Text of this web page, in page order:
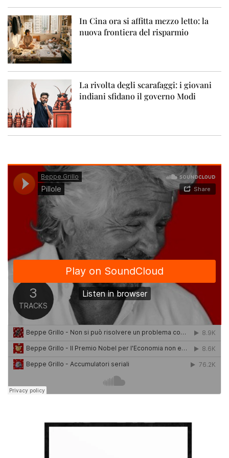
In Cina ora si affitta mezzo letto: la
nuova frontiera del risparmio
La rivolta degli scarafaggi: i giovani
indiani sfidano il governo Modi